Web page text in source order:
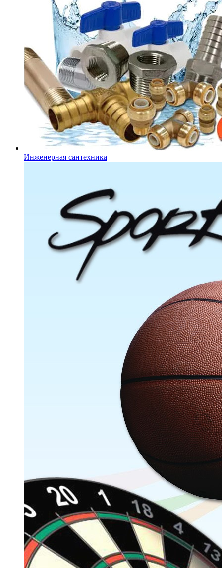
Инженерная сантехника